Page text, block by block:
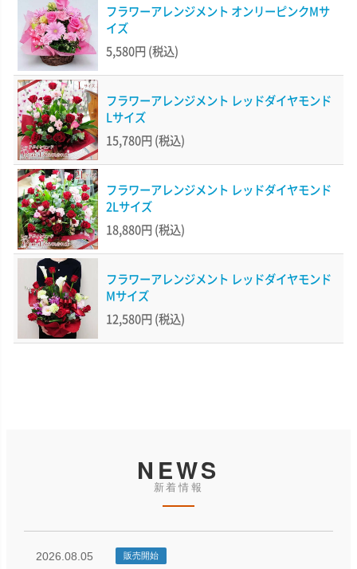
フラワーアレンジメント オンリーピンクMサ
イズ
5,580円 (税込)
フラワーアレンジメント レッドダイヤモンド
Lサイズ
15,780円 (税込)
フラワーアレンジメント レッドダイヤモンド
2Lサイズ
18,880円 (税込)
フラワーアレンジメント レッドダイヤモンド
Mサイズ
12,580円 (税込)